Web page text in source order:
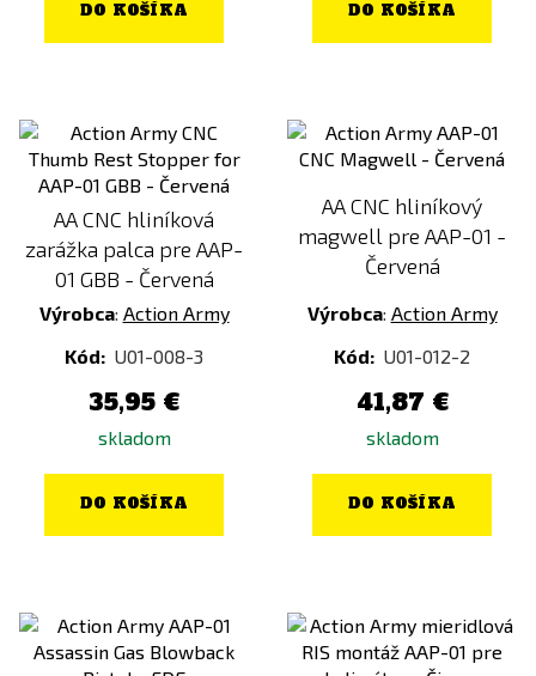
DO KOŠÍKA DO KOŠÍKA
AA CNC hliníková
zarážka palca pre AAP-
01 GBB - Červená
Výrobca: Action Army
Kód: U01-008-3
35,95 €
skladom
DO KOŠÍKA
AA CNC hliníkový
magwell pre AAP-01 -
Červená
Výrobca: Action Army
Kód: U01-012-2
41,87 €
skladom
DO KOŠÍKA